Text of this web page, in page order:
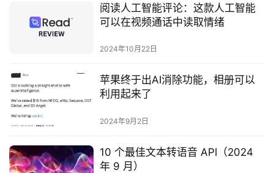
阅读人工智能评论：这款人工智能
可以在视频通话中读取情绪
2024年10月22日
苹果终于出AI消除功能，相册可以
利用起来了
2024年9月2日
10 个最佳文本转语音 API（2024
年 9 月）